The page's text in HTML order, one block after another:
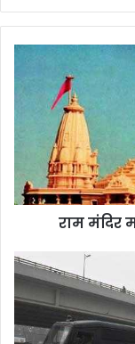
प
धा
न
मं
तो
राम मंदिर
ऑ
ड
ई
न